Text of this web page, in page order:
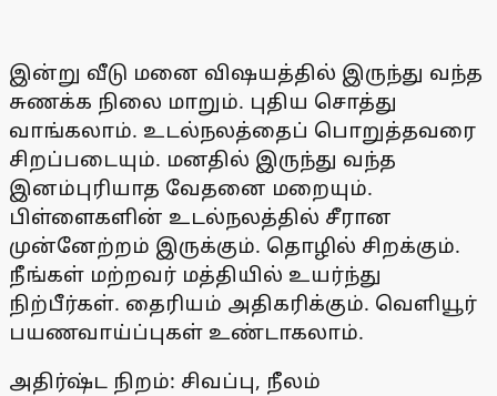
இன்று வீடு மனை விஷயத்தில் இருந்து வந்த
சுணக்க நிலை மாறும். புதிய சொத்து
வாங்கலாம். உடல்நலத்தைப் பொறுத்தவரை
சிறப்படையும். மனதில் இருந்து வந்த
இனம்புரியாத வேதனை மறையும்.
பிள்ளைகளின் உடல்நலத்தில் சீரான
முன்னேற்றம் இருக்கும். தொழில் சிறக்கும்.
நீங்கள் மற்றவர் மத்தியில் உயர்ந்து
நிற்பீர்கள். தைரியம் அதிகரிக்கும். வெளியூர்
பயணவாய்ப்புகள் உண்டாகலாம்.
அதிர்ஷ்ட நிறம்: சிவப்பு, நீலம்